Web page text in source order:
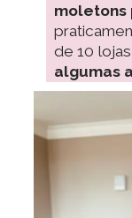
moletons
algumas